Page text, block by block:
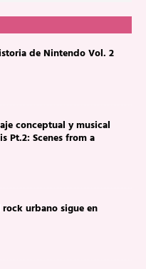
de Nintendo Vol. 2
conceptual y musical
Pt.2: Scenes from a
urbano sigue en